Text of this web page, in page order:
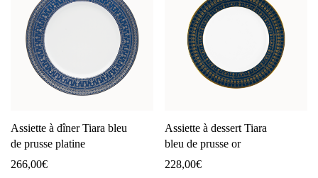
Assiette à dîner Tiara bleu
de prusse platine
266,00€
Assiette à dessert Tiara
bleu de prusse or
228,00€